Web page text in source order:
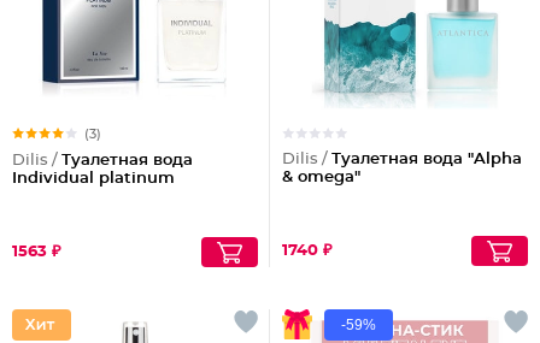
(3)
Dilis / Туалетная вода
Individual platinum
1563 ₽
Dilis / Туалетная вода "Alpha
& omega"
1740 ₽
-59%